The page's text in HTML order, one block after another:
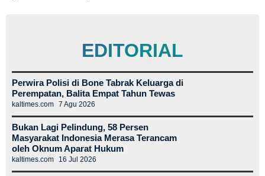
EDITORIAL
Perwira Polisi di Bone Tabrak Keluarga di
Perempatan, Balita Empat Tahun Tewas
kaltimes.com 7 Agu 2026
Bukan Lagi Pelindung, 58 Persen
Masyarakat Indonesia Merasa Terancam
oleh Oknum Aparat Hukum
kaltimes.com 16 Jul 2026